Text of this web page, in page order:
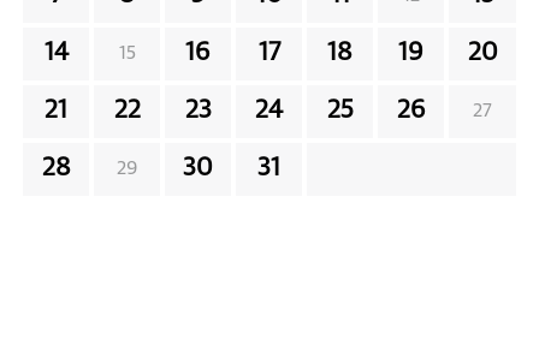
14 15 16 17 18 19 20
21 22 23 24 25 26 27
28 29 30 31